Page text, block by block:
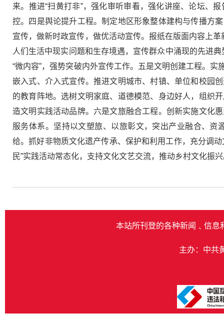
来。推进“扫黄打非”，强化审听审看，强化讲座、论坛、
控。四是舆论提升工程。制定地区形象整体建构与传播方
宣传，做新时政宣传，做优活动宣传。报纸在版面内容上
人们生活中现实问题和生存境遇，宣传群众中涌现的先进典
“微内容”，强势突破内外宣传工作。五是文明创建工程。
嵌入式、介入式宣传。推进文明城市、村镇、单位和校园
的教育阵地。选树文明家庭、道德模范、身边好人，组织
造文明实践活动品牌。六是文旅融合工程。创新实施文化
服务体系。坚持以文塑旅、以旅彰文，突出产业融合、
给。抓好非物质文化遗产传承、保护和利用工作，充分调
民”实践活动常态化，支持文化文艺交流，推动乡村文化振
本站所刊登的各种新闻﹑信息
主办：中共